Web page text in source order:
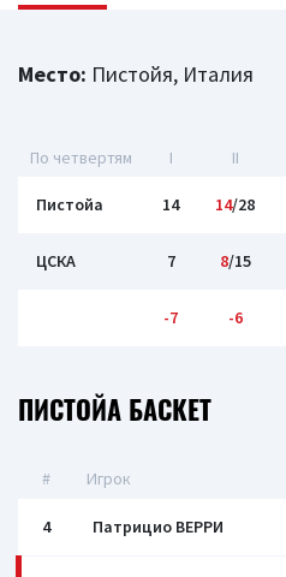
Место: Пистойя, Италия
По четвертям I II
Пистойа 14 14/28
ЦСКА 7 8/15
-7 -6
ПИСТОЙА БАСКЕТ
# Игрок
4 Патрицио ВЕРРИ